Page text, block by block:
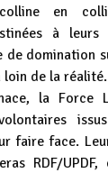
en
à
de domination
loin de la réalité.
la Force
faire face.
RDF/